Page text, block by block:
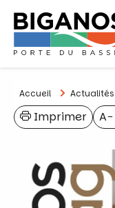
Accueil Actualités
A−
Imprimer